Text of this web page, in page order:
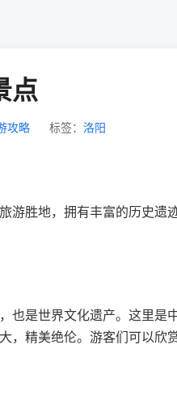
点
攻略 标签： 洛阳
胜地，拥有丰富的历史遗
是世界文化遗产。这里是
，精美绝伦。游客们可以